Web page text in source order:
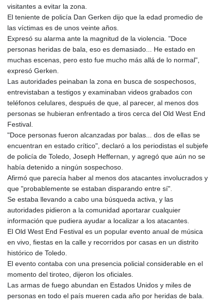
visitantes a evitar la zona.
El teniente de policía Dan Gerken dijo que la edad promedio de
las víctimas es de unos veinte años.
Expresó su alarma ante la magnitud de la violencia. "Doce
personas heridas de bala, eso es demasiado... He estado en
muchas escenas, pero esto fue mucho más allá de lo normal",
expresó Gerken.
Las autoridades peinaban la zona en busca de sospechosos,
entrevistaban a testigos y examinaban videos grabados con
teléfonos celulares, después de que, al parecer, al menos dos
personas se hubieran enfrentado a tiros cerca del Old West End
Festival.
"Doce personas fueron alcanzadas por balas... dos de ellas se
encuentran en estado crítico", declaró a los periodistas el subjefe
de policía de Toledo, Joseph Heffernan, y agregó que aún no se
había detenido a ningún sospechoso.
Afirmó que parecía haber al menos dos atacantes involucrados y
que "probablemente se estaban disparando entre sí".
Se estaba llevando a cabo una búsqueda activa, y las
autoridades pidieron a la comunidad aportarar cualquier
información que pudiera ayudar a localizar a los atacantes.
El Old West End Festival es un popular evento anual de música
en vivo, fiestas en la calle y recorridos por casas en un distrito
histórico de Toledo.
El evento contaba con una presencia policial considerable en el
momento del tiroteo, dijeron los oficiales.
Las armas de fuego abundan en Estados Unidos y miles de
personas en todo el país mueren cada año por heridas de bala.